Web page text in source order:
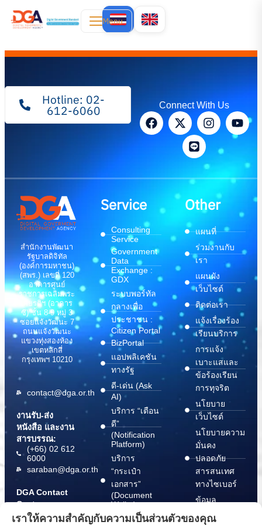
Menu
Hotline: 02-
612-6060 Connect With Us
สำนักงานพัฒนา
รัฐบาลดิจิทัล
(องค์การมหาชน)
(สพร.) เลขที่ 120
อาคารศูนย์
ราชการเฉลิมพระ
เกียรติฯ (อาคาร
ซี) ชั้น 8-9 หมู่ 3
ซอยแจ้งวัฒนะ 7
ถนนแจ้งวัฒนะ
แขวงทุ่งสองห้อง
เขตหลักสี่
กรุงเทพฯ 10210
contact@dga.or.th
งานรับ-ส่ง
หนังสือ และงาน
สารบรรณ:
(+66) 02 612
6000
saraban@dga.or.th
DGA Contact
Center:
(+66) 02 612
6060
Service
Consulting
Service
Government
Data
Exchange :
GDX
ระบบพอร์ทัล
กลางเพื่อ
ประชาชน :
Citizen Portal
BizPortal
แอปพลิเคชัน
ทางรัฐ
ดี-เด่น (Ask
AI)
บริการ “เตือน
ดี”
(Notification
Platform)
บริการ
“กระเป๋า
เอกสาร”
(Document
Wallet)
Other
แผนที่
ร่วมงานกับ
เรา
แผนผัง
เว็บไซต์
ติดต่อเรา
แจ้งเรื่องร้อง
เรียนบริการ
การแจ้ง
เบาะแสและ
ข้อร้องเรียน
การทุจริต
นโยบาย
เว็บไซต์
นโยบายความ
มั่นคง
ปลอดภัย
สารสนเทศ
ทางไซเบอร์
ข้อมูล
เราให้ความสำคัญกับความเป็นส่วนตัวของคุณ